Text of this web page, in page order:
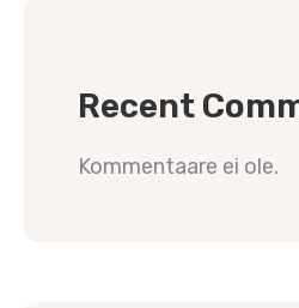
Recent
Kommentaare ei ole.